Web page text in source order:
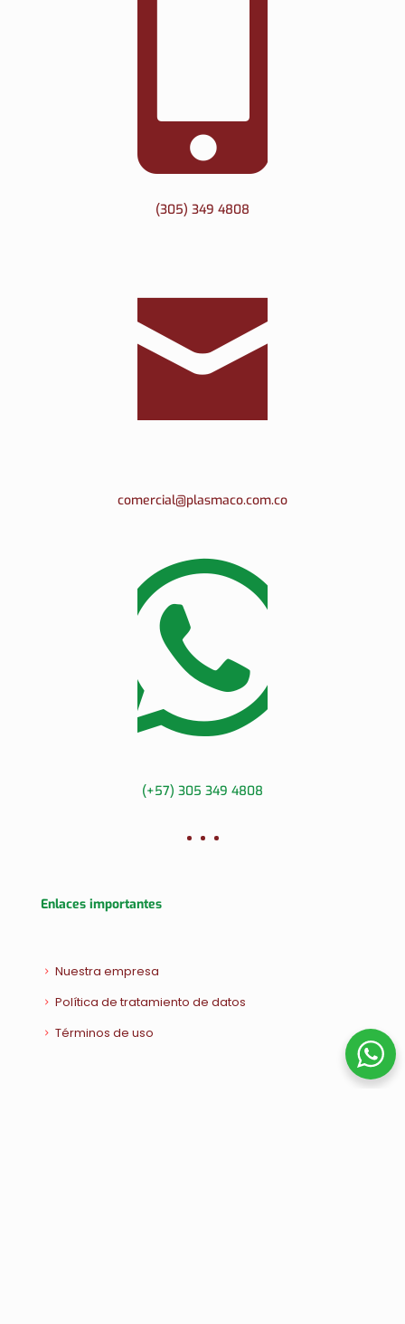
(305) 349 4808
comercial@plasmaco.com.co
(+57) 305 349 4808
Enlaces importantes
Nuestra empresa
Política de tratamiento de datos
Términos de uso